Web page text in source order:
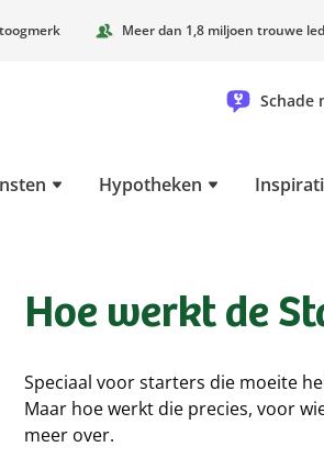
Meer dan 1,8 miljoen trouwe
Schade
Hypotheken
Hoe werkt de
Speciaal voor starters die moeite
Maar hoe werkt die precies, voor
meer over.